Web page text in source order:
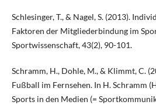
Schlesinger, T., & Nagel, S. (2013).
Faktoren der Mitgliederbindung im
Sportwissenschaft, 43(2), 90-101.
Schramm, H., Dohle, M., & Klimmt, C.
Fußball im Fernsehen. In H. Schramm
Sports in den Medien (=